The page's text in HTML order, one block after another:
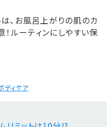
、お風呂上がりの肌のカ
ルーティンにしやすい保
、お風呂上りのしっとり
ディケア